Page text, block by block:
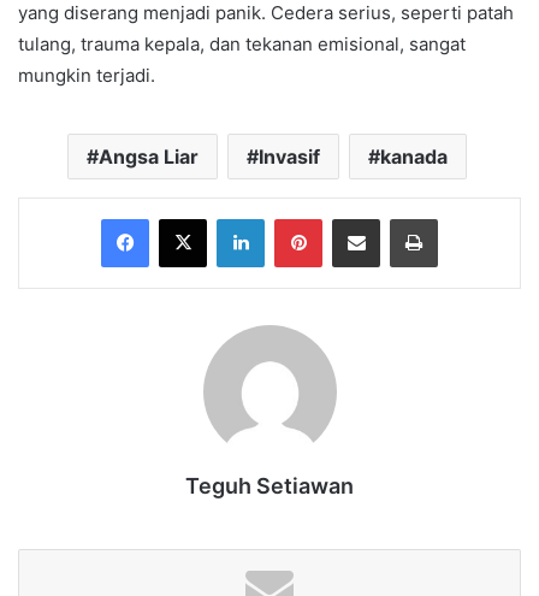
yang diserang menjadi panik. Cedera serius, seperti patah
tulang, trauma kepala, dan tekanan emisional, sangat
mungkin terjadi.
Angsa Liar Invasif kanada
Facebook
X LinkedInPinterestShare via Email Print
Teguh Setiawan